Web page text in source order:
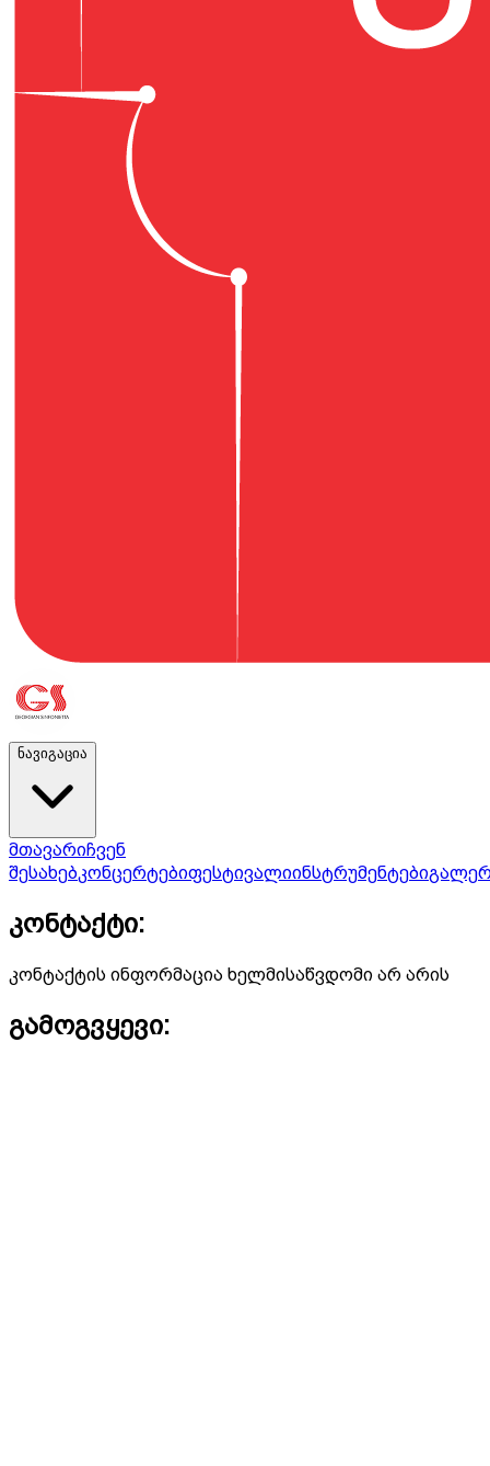
ნავიგაცია
მთავარიჩვენ
შესახებკონცერტებიფესტივალიინსტრუმენტები
კონტაქტი:
კონტაქტის ინფორმაცია ხელმისაწვდომი არ არის
გამოგვყევი: